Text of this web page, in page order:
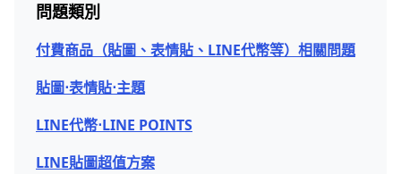
問題類別
付費商品（貼圖、表情貼、LINE代幣等）相關問題
貼圖⋅表情貼⋅主題
LINE代幣⋅LINE POINTS
LINE貼圖超值方案